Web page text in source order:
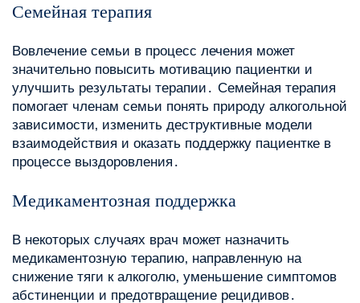
Семейная терапия
Вовлечение семьи в процесс лечения может
значительно повысить мотивацию пациентки и
улучшить результаты терапии․ Семейная терапия
помогает членам семьи понять природу алкогольной
зависимости‚ изменить деструктивные модели
взаимодействия и оказать поддержку пациентке в
процессе выздоровления․
Медикаментозная поддержка
В некоторых случаях врач может назначить
медикаментозную терапию‚ направленную на
снижение тяги к алкоголю‚ уменьшение симптомов
абстиненции и предотвращение рецидивов․